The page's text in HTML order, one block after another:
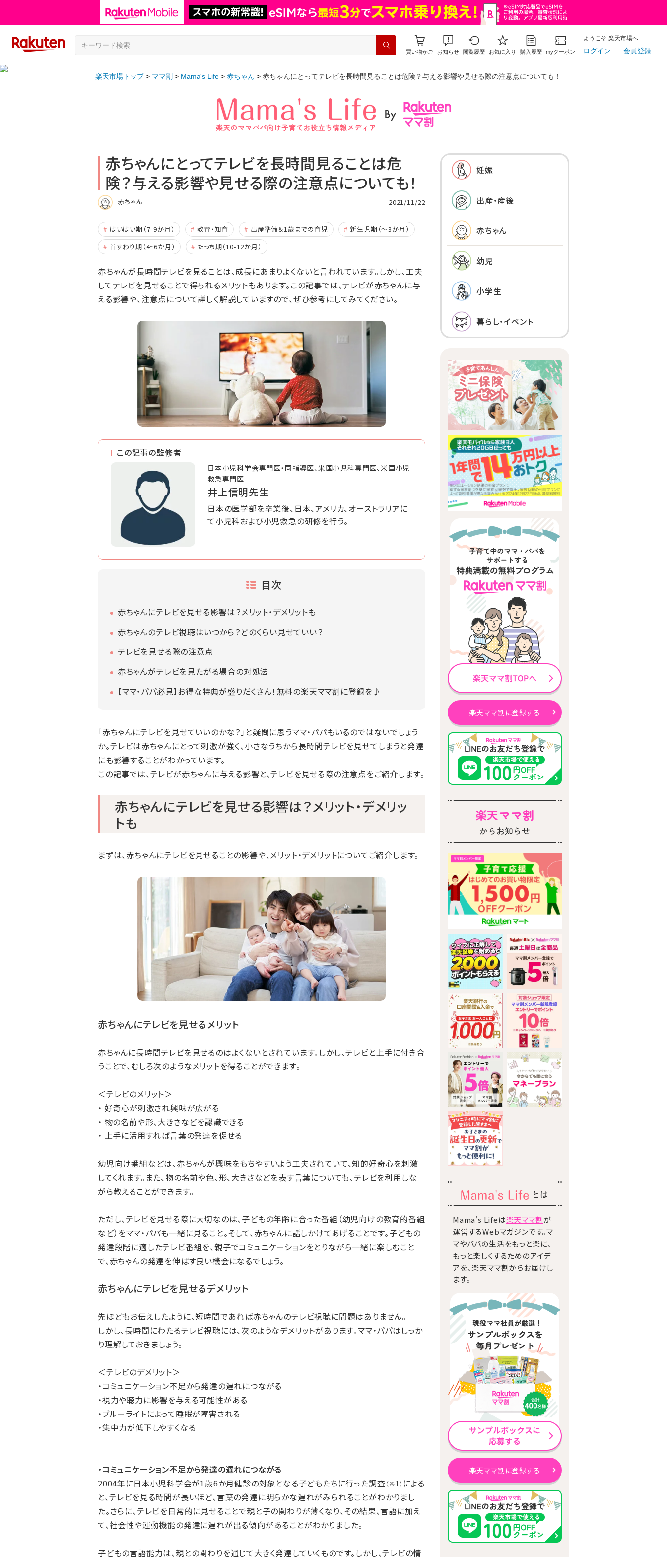
買い物かご お知らせ 閲覧履歴 お気に入り 購入履歴 myクーポン
ようこそ 楽天市場へ
ログイン 会員登録
楽天市場トップ ママ割 Mama's Life 赤ちゃん 赤ちゃんにとってテレビを長時間見ることは危険？与える影響や見せる際の注意点についても！
赤ちゃんにとってテレビを長時間見ることは危
険？与える影響や見せる際の注意点についても！
赤ちゃん 2021/11/22
はいはい期（7-9か月） 教育・知育 出産準備＆1歳までの育児
新生児期（～3か月）
首すわり期（4~6か月）
たっち期（10-12か月）
赤ちゃんが長時間テレビを見ることは、成長にあまりよくないと言われています。しかし、工夫
してテレビを見せることで得られるメリットもあります。この記事では、テレビが赤ちゃんに与
える影響や、注意点について詳しく解説していますので、ぜひ参考にしてみてください。
この記事の監修者
日本小児科学会専門医・同指導医、米国小児科専門医、米国小児
救急専門医
井上信明先生
日本の医学部を卒業後、日本、アメリカ、オーストラリアに
て小児科および小児救急の研修を行う。
目次
赤ちゃんにテレビを見せる影響は？メリット・デメリットも
赤ちゃんのテレビ視聴はいつから？どのくらい見せていい？
テレビを見せる際の注意点
赤ちゃんがテレビを見たがる場合の対処法
【ママ・パパ必見】お得な特典が盛りだくさん！無料の楽天ママ割に登録を♪
「赤ちゃんにテレビを見せていいのかな？」と疑問に思うママ・パパもいるのではないでしょう
か。テレビは赤ちゃんにとって刺激が強く、小さなうちから長時間テレビを見せてしまうと発達
にも影響することがわかっています。
この記事では、テレビが赤ちゃんに与える影響と、テレビを見せる際の注意点をご紹介します。
赤ちゃんにテレビを見せる影響は？メリット・デメリッ
トも
まずは、赤ちゃんにテレビを見せることの影響や、メリット・デメリットについてご紹介します。
赤ちゃんにテレビを見せるメリット
赤ちゃんに長時間テレビを見せるのはよくないとされています。しかし、テレビと上手に付き合
うことで、むしろ次のようなメリットを得ることができます。
＜テレビのメリット＞
・ 好奇心が刺激され興味が広がる
・ 物の名前や形、大きさなどを認識できる
・ 上手に活用すれば言葉の発達を促せる
幼児向け番組などは、赤ちゃんが興味をもちやすいよう工夫されていて、知的好奇心を刺激
してくれます。また、物の名前や色、形、大きさなどを表す言葉についても、テレビを利用しな
がら教えることができます。
ただし、テレビを見せる際に大切なのは、子どもの年齢に合った番組（幼児向けの教育的番組
など）をママ・パパも一緒に見ること。そして、赤ちゃんに話しかけてあげることです。子どもの
発達段階に適したテレビ番組を、親子でコミュニケーションをとりながら一緒に楽しむこと
で、赤ちゃんの発達を伸ばす良い機会になるでしょう。
赤ちゃんにテレビを見せるデメリット
先ほどもお伝えしたように、短時間であれば赤ちゃんのテレビ視聴に問題はありません。
しかし、長時間にわたるテレビ視聴には、次のようなデメリットがあります。ママ・パパはしっか
り理解しておきましょう。
＜テレビのデメリット＞
・コミュニケーション不足から発達の遅れにつながる
・視力や聴力に影響を与える可能性がある
・ブルーライトによって睡眠が障害される
・集中力が低下しやすくなる
・コミュニケーション不足から発達の遅れにつながる
2004年に日本小児科学会が1歳6か月健診の対象となる子どもたちに行った調査（※1） による
と、テレビを見る時間が長いほど、言葉の発達に明らかな遅れがみられることがわかりまし
た。さらに、テレビを日常的に見せることで親と子の関わりが薄くなり、その結果、言語に加え
て、社会性や運動機能の発達に遅れが出る傾向があることがわかりました。
子どもの言語能力は、親との関わりを通じて大きく発達していくものです。しかし、テレビの情
妊娠
出産・産後
赤ちゃん
幼児
小学生
暮らし・イベント
楽天ママ割に登録する
楽天ママ割
からお知らせ
とは
Mama's Lifeは楽天ママ割が
運営するWebマガジンです。マ
マやパパの生活をもっと楽に、
もっと楽しくするためのアイデ
アを、楽天ママ割からお届けし
ます。
楽天ママ割に登録する